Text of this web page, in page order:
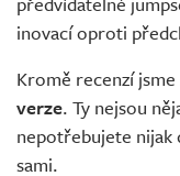
inovací oproti
Kromě recenzí
verze. Ty nejsou
nepotřebujete nijak
sami.